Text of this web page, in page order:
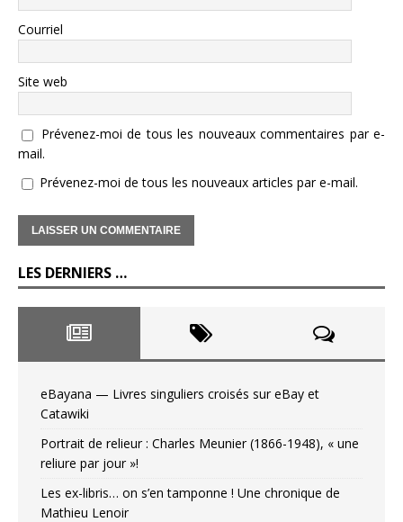
Courriel
Site web
Prévenez-moi de tous les nouveaux commentaires par e-
mail.
Prévenez-moi de tous les nouveaux articles par e-mail.
LES DERNIERS …
eBayana — Livres singuliers croisés sur eBay et
Catawiki
Portrait de relieur : Charles Meunier (1866-1948), « une
reliure par jour »!
Les ex-libris… on s’en tamponne ! Une chronique de
Mathieu Lenoir